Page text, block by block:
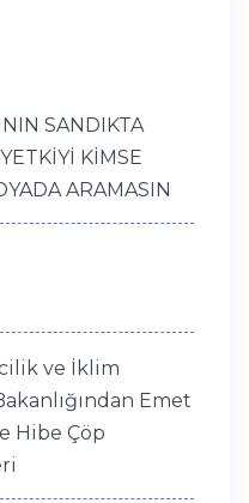
SANDIKTA
KİMSE
ARAMASIN
ve İklim
Emet
Hibe Çöp